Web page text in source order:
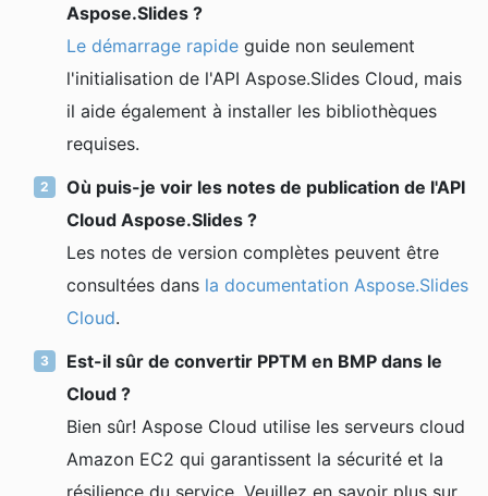
Aspose.Slides ?
Le démarrage rapide guide non seulement
l'initialisation de l'API Aspose.Slides Cloud, mais
il aide également à installer les bibliothèques
requises.
Où puis-je voir les notes de publication de l'API
Cloud Aspose.Slides ?
Les notes de version complètes peuvent être
consultées dans la documentation Aspose.Slides
Cloud.
Est-il sûr de convertir PPTM en BMP dans le
Cloud ?
Bien sûr! Aspose Cloud utilise les serveurs cloud
Amazon EC2 qui garantissent la sécurité et la
résilience du service. Veuillez en savoir plus sur